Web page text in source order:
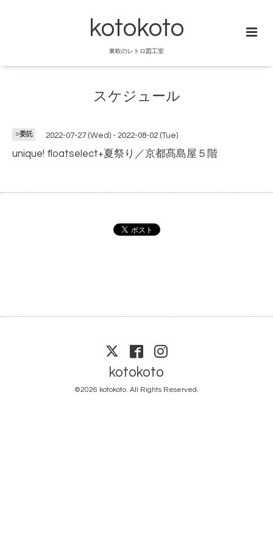
kotokoto
東欧のレトロ図工室
スケジュール
○委託 2022-07-27 (Wed) - 2022-08-02 (Tue)
unique! floatselect+夏祭り／京都髙島屋５階
kotokoto
©2026 kotokoto. All Rights Reserved.